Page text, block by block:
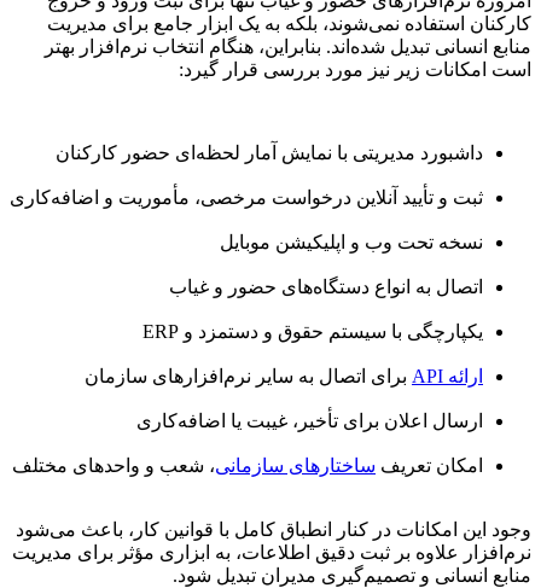
کارکنان استفاده نمی‌شوند، بلکه به یک ابزار جامع برای مدیریت
منابع انسانی تبدیل شده‌اند. بنابراین، هنگام انتخاب نرم‌افزار بهتر
است امکانات زیر نیز مورد بررسی قرار گیرد:
داشبورد مدیریتی با نمایش آمار لحظه‌ای حضور کارکنان
ثبت و تأیید آنلاین درخواست مرخصی، مأموریت و اضافه‌کاری
نسخه تحت وب و اپلیکیشن موبایل
اتصال به انواع دستگاه‌های حضور و غیاب
یکپارچگی با سیستم حقوق و دستمزد و ERP
ارائه API برای اتصال به سایر نرم‌افزارهای سازمان
ارسال اعلان برای تأخیر، غیبت یا اضافه‌کاری
امکان تعریف ساختارهای سازمانی، شعب و واحدهای مختلف
وجود این امکانات در کنار انطباق کامل با قوانین کار، باعث می‌شود
نرم‌افزار علاوه بر ثبت دقیق اطلاعات، به ابزاری مؤثر برای مدیریت
منابع انسانی و تصمیم‌گیری مدیران تبدیل شود.